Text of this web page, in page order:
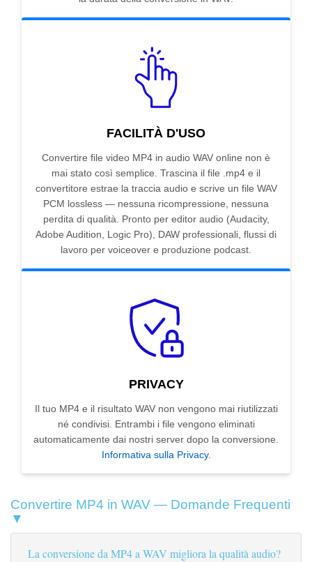
FACILITÀ D'USO
Convertire file video MP4 in audio WAV online non è
mai stato così semplice. Trascina il file .mp4 e il
convertitore estrae la traccia audio e scrive un file WAV
PCM lossless — nessuna ricompressione, nessuna
perdita di qualità. Pronto per editor audio (Audacity,
Adobe Audition, Logic Pro), DAW professionali, flussi di
lavoro per voiceover e produzione podcast.
PRIVACY
Il tuo MP4 e il risultato WAV non vengono mai riutilizzati
né condivisi. Entrambi i file vengono eliminati
automaticamente dai nostri server dopo la conversione.
Informativa sulla Privacy.
Convertire MP4 in WAV — Domande Frequenti
▼
La conversione da MP4 a WAV migliora la qualità audio?